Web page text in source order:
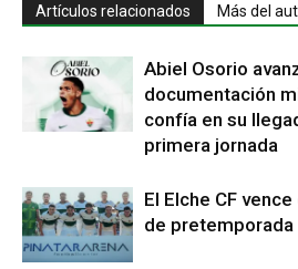
Artículos relacionados Más del
Abiel Osorio
documentación
confía en su
primera jornada
El Elche CF
de pretemporada